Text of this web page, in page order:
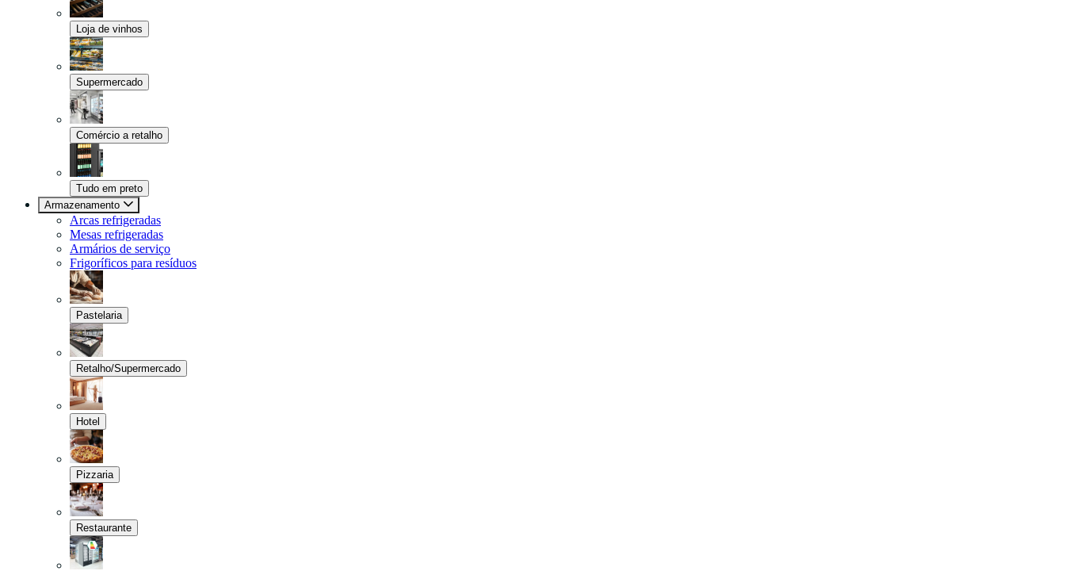
Loja de vinhos
Supermercado
Comércio a retalho
Tudo em preto
Armazenamento
Arcas refrigeradas
Mesas refrigeradas
Armários de serviço
Frigoríficos para resíduos
Pastelaria
Retalho/Supermercado
Hotel
Pizzaria
Restaurante